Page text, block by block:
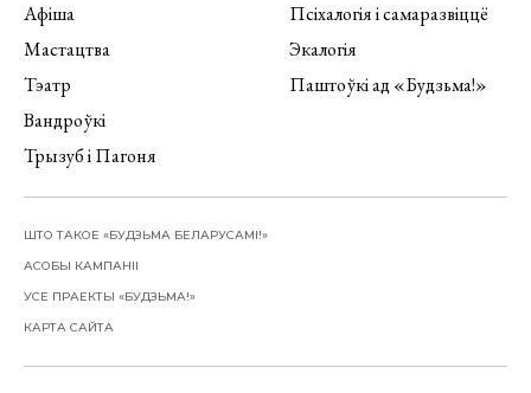
Афіша
Мастацтва
Тэатр
Вандроўкі
Трызуб і Пагоня
Псіхалогія і самаразвіццё
Экалогія
Паштоўкі ад «Будзьма!»
ШТО ТАКОЕ «БУДЗЬМА БЕЛАРУСАМІ!»
АСОБЫ КАМПАНІІ
УСЕ ПРАЕКТЫ «БУДЗЬМА!»
КАРТА САЙТА